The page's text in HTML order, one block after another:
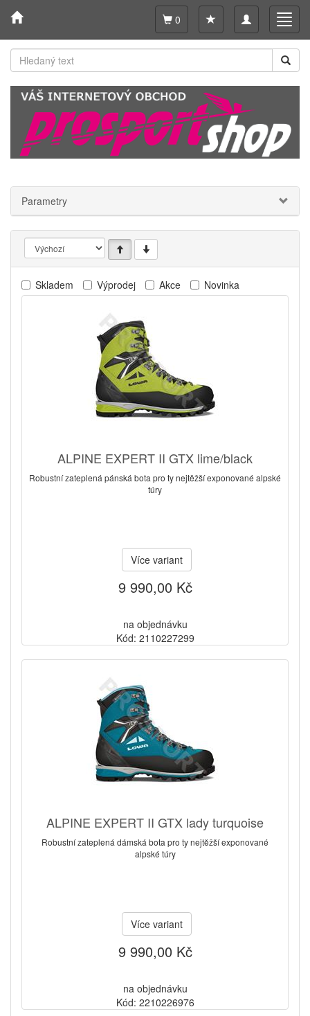
Toggle
navigation
0
Parametry
Skladem Výprodej Akce Novinka
ALPINE EXPERT II GTX lime/black
Robustní zateplená pánská bota pro ty nejtěžší exponované alpské
túry
Více variant
9 990,00 Kč
na objednávku
Kód: 2110227299
ALPINE EXPERT II GTX lady turquoise
Robustní zateplená dámská bota pro ty nejtěžší exponované
alpské túry
Více variant
9 990,00 Kč
na objednávku
Kód: 2210226976